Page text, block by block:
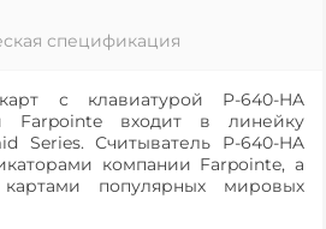
спецификация
карт с клавиатурой P-640-HA
Farpointe входит в линейку
Series. Считыватель P-640-HA
компании Farpointe, а
популярных мировых